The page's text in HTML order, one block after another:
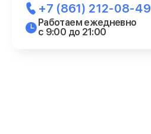
+7 (861) 212-08-49
Работаем ежедневно
с 9:00 до 21:00